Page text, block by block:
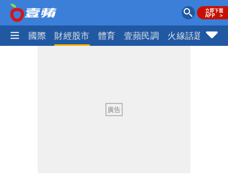
社會 國際 財經股市 體育 壹蘋民調 火線話題